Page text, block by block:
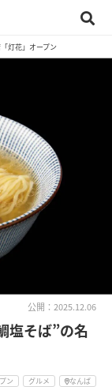
灯花」オープン
公開：2025.12.06
塩そば”の名
ン グルメ なんば